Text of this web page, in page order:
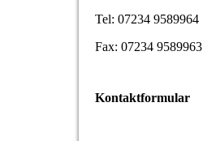
Tel: 07234 9589964
Fax: 07234 9589963
Kontaktformular